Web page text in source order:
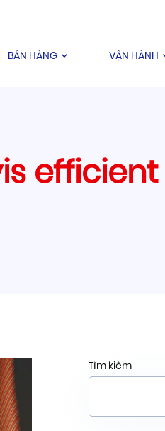
BÁN HÀNG VẬN HÀNH
Tìm kiếm